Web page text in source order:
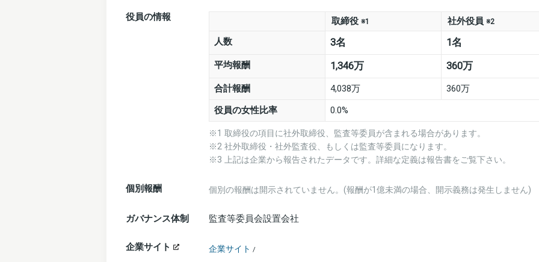
役員の情報 取締役※1 社外役員※2
人数 3名 1名
平均報酬 1,346万 360万
合計報酬 4,038万
360万
役員の女性比率
0.0%
※1 取締役の項目に社外取締役、監査等委員が含まれる場合があります。
※2 社外取締役・社外監査役、もしくは監査等委員になります。
※3 上記は企業から報告されたデータです。詳細な定義は報告書をご覧下さい。
個別報酬 個別の報酬は開示されていません。(報酬が1億未満の場合、開示義務は発生しません)
ガバナンス体制 監査等委員会設置会社
企業サイト 企業サイト /